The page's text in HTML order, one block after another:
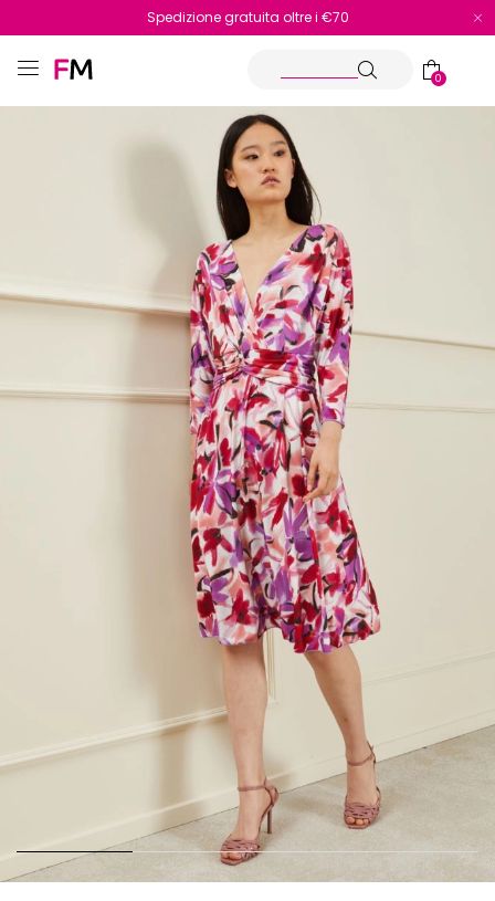
Reso facile e veloce
Spedizione gratuita oltre i €70
0